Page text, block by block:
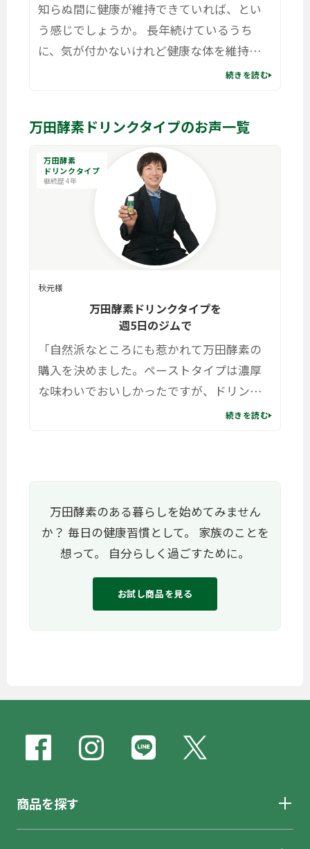
知らぬ間に健康が維持できていれば、とい
う感じでしょうか。 長年続けているうち
に、気が付かないけれど健康な体を維持で
きていることが喜びと感じています。続きを読む
万田酵素ドリンクタイプのお声一覧
万田酵素
ドリンクタイプ
継続歴 4年
秋元様
万田酵素ドリンクタイプを
週5日のジムで
「自然派なところにも惹かれて万田酵素の
購入を決めました。ペーストタイプは濃厚
な味わいでおいしかったですが、ドリンク
タイプはさらっと飲みやすく、味もスッキ
続きを読む
万田酵素のある暮らしを始めてみません
か？ 毎日の健康習慣として。 家族のことを
想って。 自分らしく過ごすために。
お試し商品を見る
商品を探す